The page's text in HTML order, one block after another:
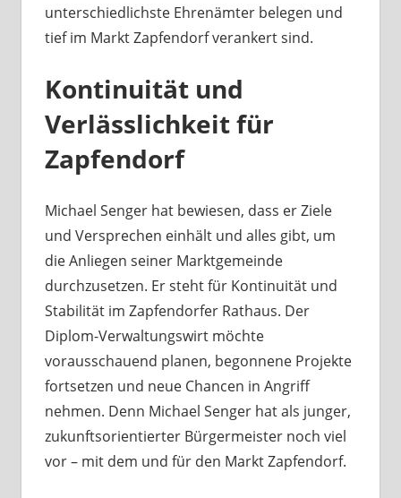
unterschiedlichste Ehrenämter belegen und
tief im Markt Zapfendorf verankert sind.
Kontinuität und
Verlässlichkeit für
Zapfendorf
Michael Senger hat bewiesen, dass er Ziele
und Versprechen einhält und alles gibt, um
die Anliegen seiner Marktgemeinde
durchzusetzen. Er steht für Kontinuität und
Stabilität im Zapfendorfer Rathaus. Der
Diplom-Verwaltungswirt möchte
vorausschauend planen, begonnene Projekte
fortsetzen und neue Chancen in Angriff
nehmen. Denn Michael Senger hat als junger,
zukunftsorientierter Bürgermeister noch viel
vor – mit dem und für den Markt Zapfendorf.